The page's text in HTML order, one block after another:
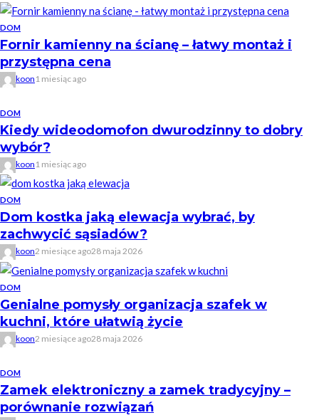
DOM
Fornir kamienny na ścianę – łatwy montaż i
przystępna cena
koon 1 miesiąc ago
DOM
Kiedy wideodomofon dwurodzinny to dobry
wybór?
koon 1 miesiąc ago
DOM
Dom kostka jaką elewacja wybrać, by
zachwycić sąsiadów?
koon2 miesiące ago28 maja 2026
DOM
Genialne pomysły organizacja szafek w
kuchni, które ułatwią życie
koon2 miesiące ago28 maja 2026
DOM
Zamek elektroniczny a zamek tradycyjny –
porównanie rozwiązań